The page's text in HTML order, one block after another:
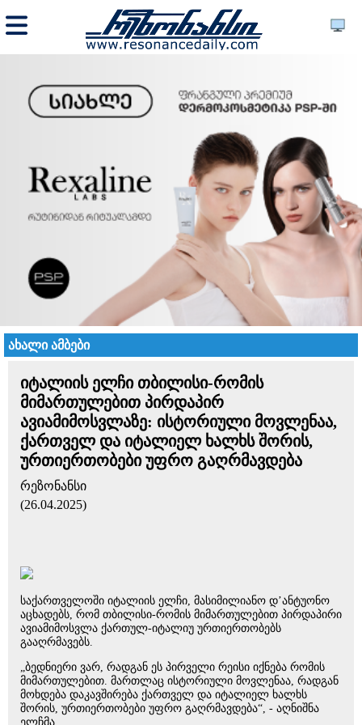
ახალი ამბები
იტალიის ელჩი თბილისი-რომის
მიმართულებით პირდაპირ
ავიამიმოსვლაზე: ისტორიული მოვლენაა,
ქართველ და იტალიელ ხალხს შორის,
ურთიერთობები უფრო გაღრმავდება
რეზონანსი
(26.04.2025)
საქართველოში იტალიის ელჩი, მასიმილიანო დ’ანტუონო
აცხადებს, რომ თბილისი-რომის მიმართულებით პირდაპირი
ავიამიმოსვლა ქართულ-იტალიუ ურთიერთობებს
გააღრმავებს.
„ბედნიერი ვარ, რადგან ეს პირველი რეისი იქნება რომის
მიმართულებით. მართლაც ისტორიული მოვლენაა, რადგან
მოხდება დაკავშირება ქართველ და იტალიელ ხალხს
შორის, ურთიერთობები უფრო გაღრმავდება“, - აღნიშნა
ელჩმა.